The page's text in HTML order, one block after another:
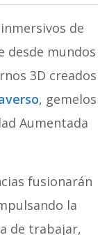
de
desde mundos
3D creados
, gemelos
Aumentada
fusionarán
la
de trabajar,